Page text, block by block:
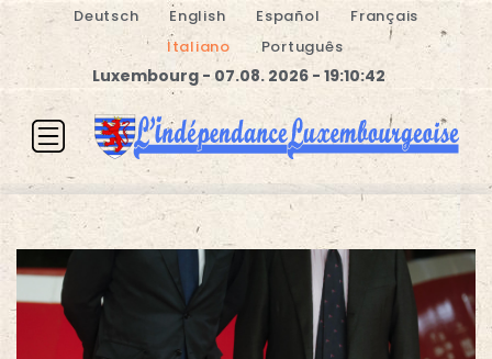
Deutsch English Español
Français
Italiano
Português
Luxembourg - 07.08. 2026 - 19:10:42